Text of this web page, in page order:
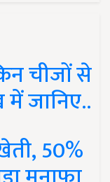
चीजों से
जानिए..
50%